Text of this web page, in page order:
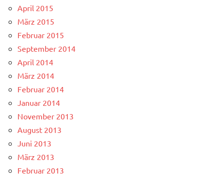
April 2015
März 2015
Februar 2015
September 2014
April 2014
März 2014
Februar 2014
Januar 2014
November 2013
August 2013
Juni 2013
März 2013
Februar 2013